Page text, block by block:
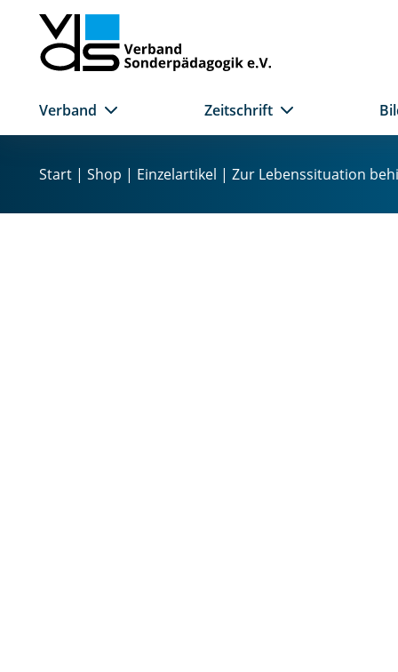
I
Verband Zeitschrift
Start | Shop | Einzelartikel | Zur Lebenssituation